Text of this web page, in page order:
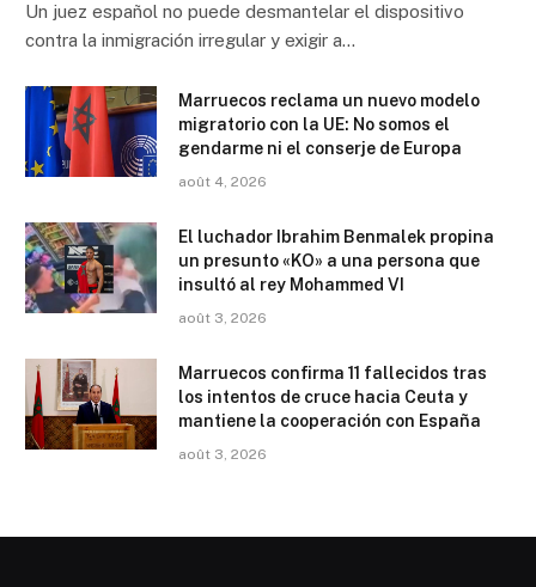
Un juez español no puede desmantelar el dispositivo
contra la inmigración irregular y exigir a…
Marruecos reclama un nuevo modelo
migratorio con la UE: No somos el
gendarme ni el conserje de Europa
août 4, 2026
El luchador Ibrahim Benmalek propina
un presunto «KO» a una persona que
insultó al rey Mohammed VI
août 3, 2026
Marruecos confirma 11 fallecidos tras
los intentos de cruce hacia Ceuta y
mantiene la cooperación con España
août 3, 2026